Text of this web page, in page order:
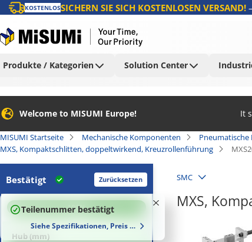
KOSTENLOSSICHERN SIE SICH KOSTENLOSEN VERSAND!–
Produkte / Kategorien Solution Center
Welcome to MISUMI Europe! It
MISUMI Startseite Mechanische Komponenten
MXS, Kompaktschlitten, doppeltwirkend, Kreuzrollenführung
Bestätigt Zurücksetzen
100%
Teilenummer bestätigt
Siehe Spezifikationen, Preis und Lieferzeiten
Hub (mm)
SMC
MXS,